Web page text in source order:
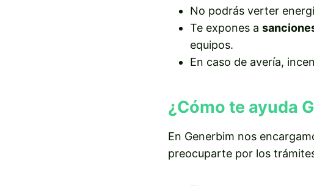
No podrás verter
Te expones a
equipos.
En caso de avería,
¿Cómo te ayuda
En Generbim nos
preocuparte por los